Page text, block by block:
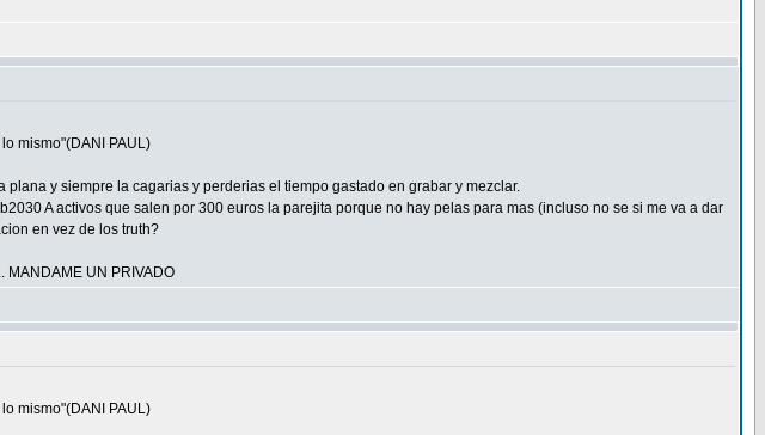
mismo"(DANI PAUL)
y siempre la cagarias y perderias el tiempo gastado en grabar y mezclar.
A activos que salen por 300 euros la parejita porque no hay pelas para mas (incluso no se si me va a dar
en vez de los truth?
MANDAME UN PRIVADO
mismo"(DANI PAUL)